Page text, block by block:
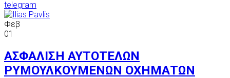
telegram
Φεβ
01
ΑΣΦΑΛΙΣΗ ΑΥΤΟΤΕΛΩΝ
ΡΥΜΟΥΛΚΟΥΜΕΝΩΝ ΟΧΗΜΑΤΩΝ